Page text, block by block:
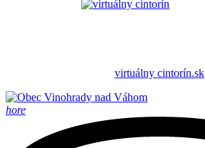
virtuálny cintorín.sk
hore